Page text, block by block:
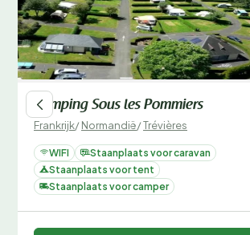
Camping Sous les Pommiers
Frankrijk/Normandië/Trévières
WIFI
Staanplaats voor caravan
Staanplaats voor tent
Staanplaats voor camper